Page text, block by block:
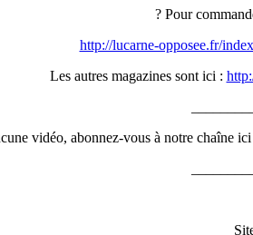
? Pour
http://lucarne-opposee.fr/
Les autres magazines sont ici :
vidéo, abonnez-vous à notre chaîne ici